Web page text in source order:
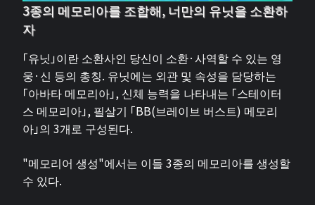
3종의 메모리아를 조합해, 너만의 유닛을 소환하
자
「유닛」이란 소환사인 당신이 소환·사역할 수 있는 영
웅·신 등의 총칭. 유닛에는 외관 및 속성을 담당하는
「아바타 메모리아」, 신체 능력을 나타내는 「스테이터
스 메모리아」, 필살기 「BB(브레이브 버스트) 메모리
아」의 3개로 구성된다.
"메모리어 생성"에서는 이들 3종의 메모리아를 생성할
수 있다.